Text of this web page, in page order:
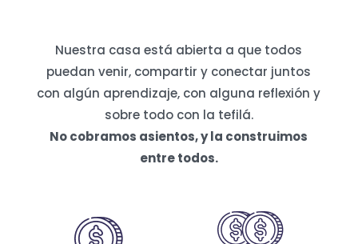
Nuestra casa está abierta a que todos
puedan venir, compartir y conectar juntos
con algún aprendizaje, con alguna reflexión y
sobre todo con la tefilá.
No cobramos asientos, y la construimos
entre todos.